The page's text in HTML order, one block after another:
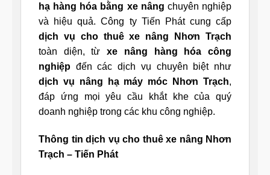
hạ hàng hóa bằng xe nâng chuyên nghiệp
và hiệu quả. Công ty Tiến Phát cung cấp
dịch vụ cho thuê xe nâng Nhơn Trạch
toàn diện, từxe nâng hàng hóa công
nghiệp đến các dịch vụ chuyên biệt như
dịch vụ nâng hạ máy móc Nhơn Trạch,
đáp ứng mọi yêu cầu khắt khe của quý
doanh nghiệp trong các khu công nghiệp.
Thông tin dịch vụ cho thuê xe nâng Nhơn
Trạch – Tiến Phát